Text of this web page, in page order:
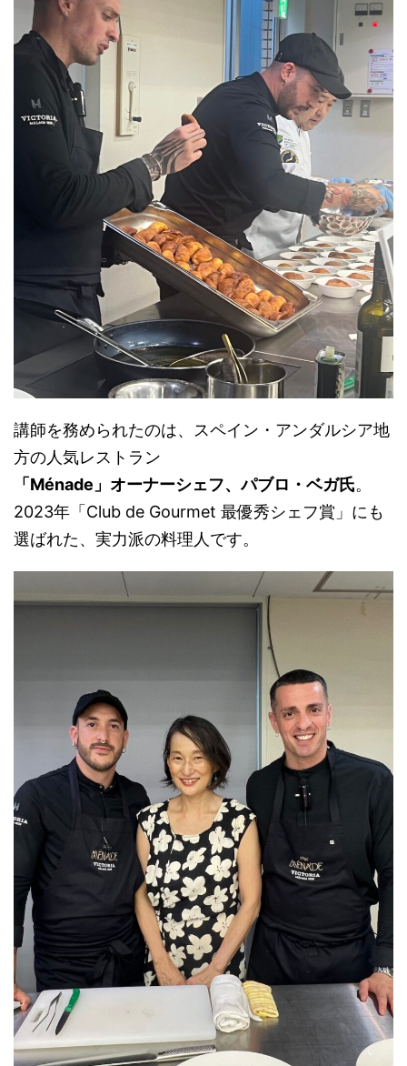
講師を務められたのは、スペイン・アンダルシア地
方の人気レストラン
「Ménade」オーナーシェフ、パブロ・ベガ氏。
2023年「Club de Gourmet 最優秀シェフ賞」にも
選ばれた、実力派の料理人です。